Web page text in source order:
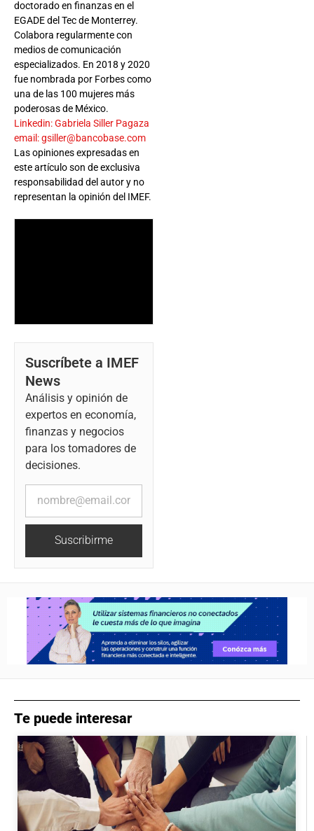
doctorado en finanzas en el
EGADE del Tec de Monterrey.
Colabora regularmente con
medios de comunicación
especializados. En 2018 y 2020
fue nombrada por Forbes como
una de las 100 mujeres más
poderosas de México.
Linkedin: Gabriela Siller Pagaza
email: gsiller@bancobase.com
Las opiniones expresadas en
este artículo son de exclusiva
responsabilidad del autor y no
representan la opinión del IMEF.
Suscríbete a IMEF
News
Análisis y opinión de
expertos en economía,
finanzas y negocios
para los tomadores de
decisiones.
Suscribirme
Te puede interesar